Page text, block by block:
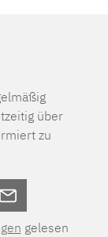
über
zu
gelesen